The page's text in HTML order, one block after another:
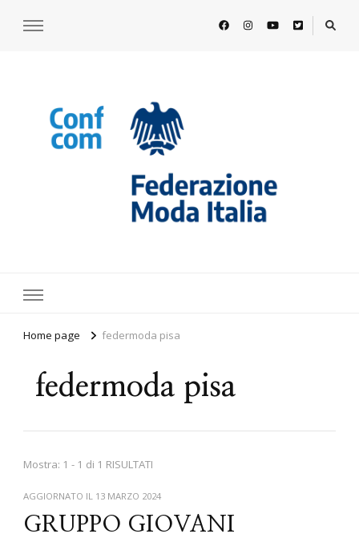
Home page federmoda pisa
federmoda pisa
Mostra: 1 - 1 di 1 RISULTATI
AGGIORNATO IL 13 MARZO 2024
GRUPPO GIOVANI